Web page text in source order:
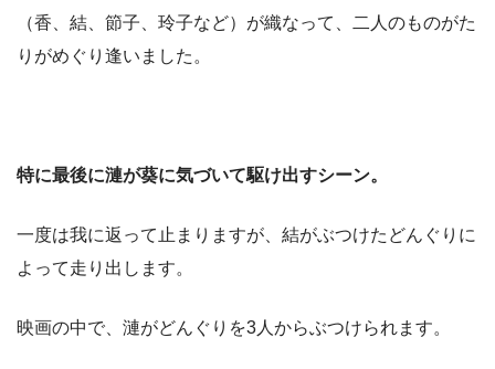
（香、結、節子、玲子など）が織なって、二人のものがた
りがめぐり逢いました。
特に最後に漣が葵に気づいて駆け出すシーン。
一度は我に返って止まりますが、結がぶつけたどんぐりに
よって走り出します。
映画の中で、漣がどんぐりを3人からぶつけられます。